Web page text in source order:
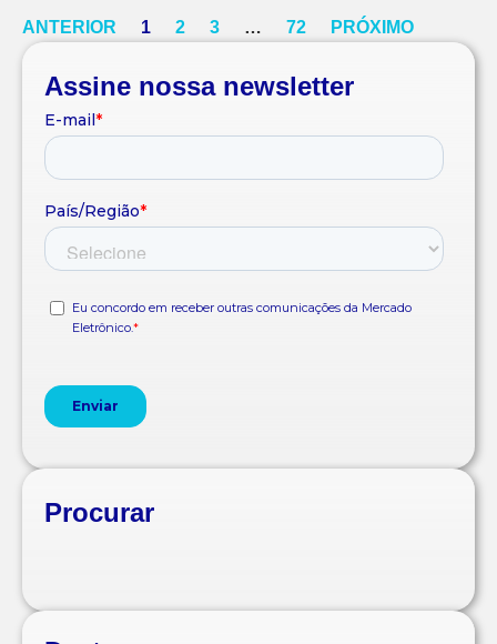
ANTERIOR 1 2 3 … 72 PRÓXIMO
Assine nossa newsletter
Procurar